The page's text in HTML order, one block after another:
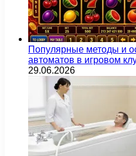
Популярные методы и
автоматов в игровом
29.06.2026